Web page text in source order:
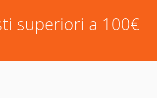
superiori a 100€